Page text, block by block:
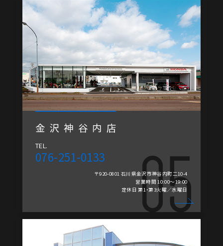
金沢神谷内店
TEL.
076-251-0133
〒920-0801 石川県金沢市神谷内町二10-4
営業時間 10:00～19:00
定休日 第1・第3火曜／水曜日